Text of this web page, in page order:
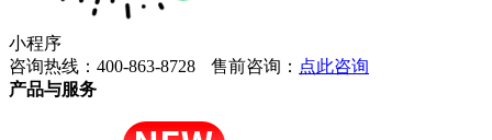
小程序
咨询热线：400-863-8728
售前咨询： 点此咨询
产品与服务